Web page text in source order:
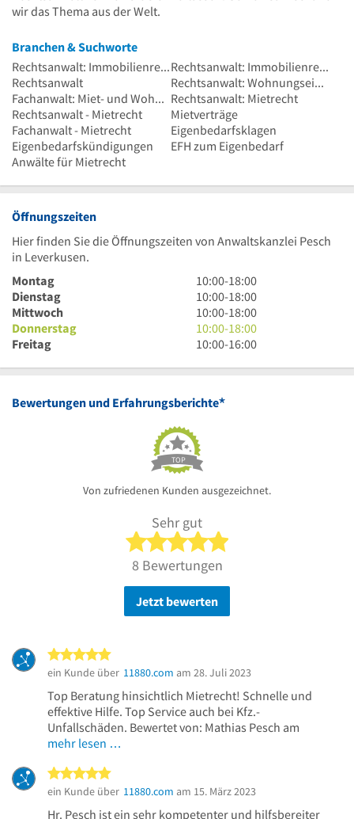
wir das Thema aus der Welt.
Branchen & Suchworte
Rechtsanwalt: Immobilienrecht
Rechtsanwalt: Immobilienrecht
Rechtsanwalt
Rechtsanwalt: Wohnungseigentumsrecht
Fachanwalt: Miet- und Wohnungseigentumsrecht Rechtsanwalt: Mietrecht
Rechtsanwalt - Mietrecht
Mietverträge
Fachanwalt - Mietrecht
Eigenbedarfsklagen
Eigenbedarfskündigungen
EFH zum Eigenbedarf
Anwälte für Mietrecht
Öffnungszeiten
Hier finden Sie die Öffnungszeiten von Anwaltskanzlei Pesch
in Leverkusen.
Montag
10
Uhr
bis
18
Uhr
10:00-18:00
Dienstag
10
Uhr
bis
18
10:00-18:00
Mittwoch
10
Uhr
bis
Uhr
10:00-18:00
Donnerstag
10
Uhr
18
10:00-18:00
Freitag
10
bis
Uhr
10:00-16:00
Bewertungen und Erfahrungsberichte*
TOP
Von zufriedenen Kunden ausgezeichnet.
Sehr gut
5 von 5 Sternen
8 Bewertungen
Jetzt bewerten
ein Kunde über 11880.com am 28. Juli 2023
Top Beratung hinsichtlich Mietrecht! Schnelle und
effektive Hilfe. Top Service auch bei Kfz.-
Unfallschäden. Bewertet von: Mathias Pesch am
mehr lesen …
ein Kunde über 11880.com am 15. März 2023
Hr. Pesch ist ein sehr kompetenter und hilfsbereiter